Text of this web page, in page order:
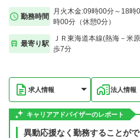
勤務時間
月火木金:09時00分～18
時00分（休憩0分）
最寄り駅
ＪＲ東海道本線(熱海－米
歩7分
求人情報 法人情報
キャリアアドバイザーのレポート
異動応援なく勤務することが